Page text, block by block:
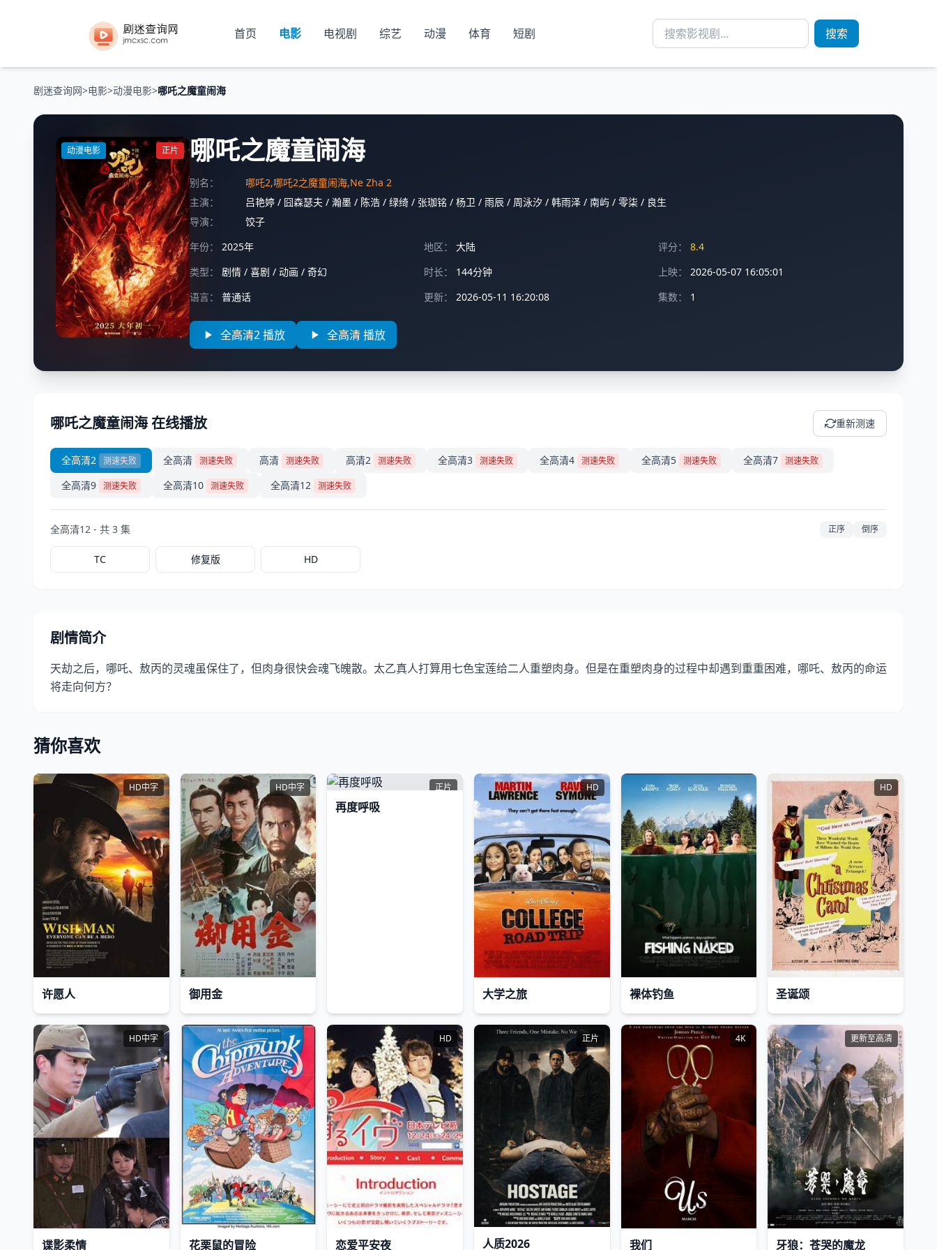
首页 电影 电视剧 综艺 动漫 体育 短剧 搜索
剧迷查询网>电影>动漫电影>哪吒之魔童闹海
动漫电影 正片 哪吒之魔童闹海
别名：
哪吒2,哪吒2之魔童闹海,Ne Zha 2
主演：
吕艳婷 / 囧森瑟夫 / 瀚墨 / 陈浩 / 绿绮 / 张珈铭 / 杨卫 / 雨辰 / 周泳汐 / 韩雨泽 / 南屿 / 零柒 / 良生
导演：
饺子
年份：
2025年 地区： 大陆 评分：
8.4
类型：
剧情 / 喜剧 / 动画 / 奇幻 时长： 144分钟 上映：
2026-05-07 16:05:01
语言：
普通话 更新： 2026-05-11 16:20:08 集数： 1
全高清2 播放 全高清 播放
哪吒之魔童闹海 在线播放 重新测速
全高清2 测速失败 全高清 测速失败 高清 测速失败 高清2 测速失败 全高清3 测速失败 全高清4 测速失败 全高清5 测速失败 全高清7 测速失败
全高清9 测速失败 全高清10 测速失败 全高清12 测速失败
全高清12 - 共 3 集 正序 倒序
TC 修复版 HD
剧情简介
天劫之后，哪吒、敖丙的灵魂虽保住了，但肉身很快会魂飞魄散。太乙真人打算用七色宝莲给二人重塑肉身。但是在重塑肉身的过程中却遇到重重困难，哪吒、敖丙的命运
将走向何方？
猜你喜欢
HD中字
许愿人
HD中字
御用金
正片
再度呼吸
HD
大学之旅 裸体钓鱼
HD
圣诞颂
HD中字
谍影柔情 花栗鼠的冒险
HD
恋爱平安夜
正片
人质2026
4K
我们
更新至高清
牙狼：苍哭的魔龙